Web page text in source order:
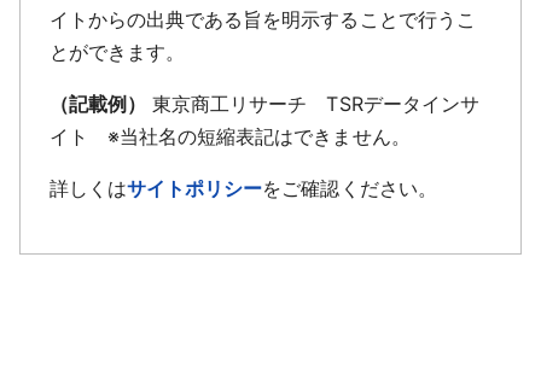
イトからの出典である旨を明示することで行うこ
とができます。
（記載例）
東京商工リサーチ TSRデータインサ
イト ※当社名の短縮表記はできません。
詳しくはサイトポリシーをご確認ください。